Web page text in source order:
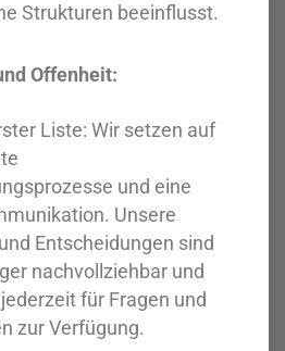
Strukturen beeinflusst.
Offenheit:
Liste: Wir setzen auf
und eine
Unsere
Entscheidungen sind
nachvollziehbar und
für Fragen und
zur Verfügung.